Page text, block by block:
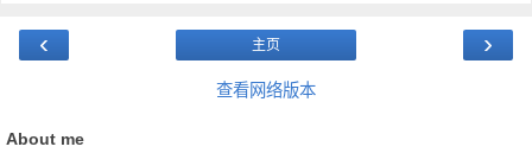
‹ ›
主页
查看网络版本
About me